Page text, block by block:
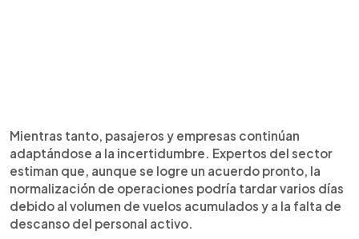
Mientras tanto, pasajeros y empresas continúan
adaptándose a la incertidumbre. Expertos del sector
estiman que, aunque se logre un acuerdo pronto, la
normalización de operaciones podría tardar varios días
debido al volumen de vuelos acumulados y a la falta de
descanso del personal activo.